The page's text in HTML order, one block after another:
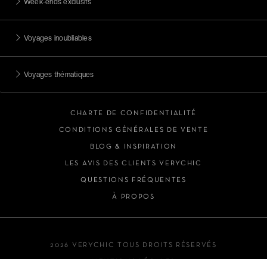
Week-ends exclusifs
Voyages inoubliables
Voyages thématiques
CHARTE DE CONFIDENTIALITÉ
CONDITIONS GÉNÉRALES DE VENTE
BLOG & INSPIRATION
LES AVIS DES CLIENTS VERYCHIC
QUESTIONS FRÉQUENTES
À PROPOS
2026 VERYCHIC TOUS DROITS RÉSERVÉS